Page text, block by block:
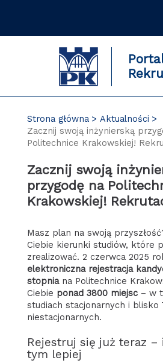
Strona główna
Aktualności
Zacznij swoją inżynierską
Politechnice Krakowskiej!
Zacznij swoją
przygodę na
Krakowskiej!
Masz plan na swoją
Ciebie kierunki studiów, które
zrealizować. 2 czerwca 2025
elektroniczna rejestracja
stopniana Politechnice
Ciebie ponad 3800 miejsc– w
studiach stacjonarnych i blisko
niestacjonarnych.
Rejestruj się już teraz –
tym lepiej